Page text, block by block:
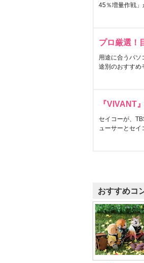
45％増量作戦」
プロ厳選！
用途に合うパソ
途別のおすすめ
『VIVANT
セイコーが、
ューサーとセイ
おすすめコ